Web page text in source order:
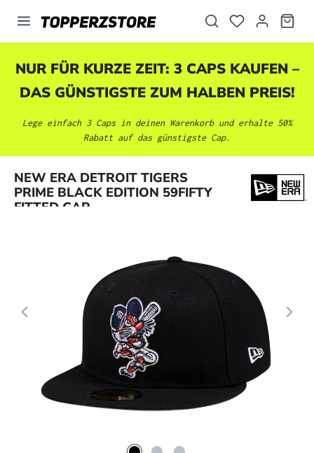
springen
NUR FÜR KURZE ZEIT: 3 CAPS KAUFEN –
DAS GÜNSTIGSTE ZUM HALBEN PREIS!
Lege einfach 3 Caps in deinen Warenkorb und erhalte 50%
Rabatt auf das günstigste Cap.
NEW ERA DETROIT TIGERS
PRIME BLACK EDITION 59FIFTY
FITTED CAP
Bildergalerie überspringen